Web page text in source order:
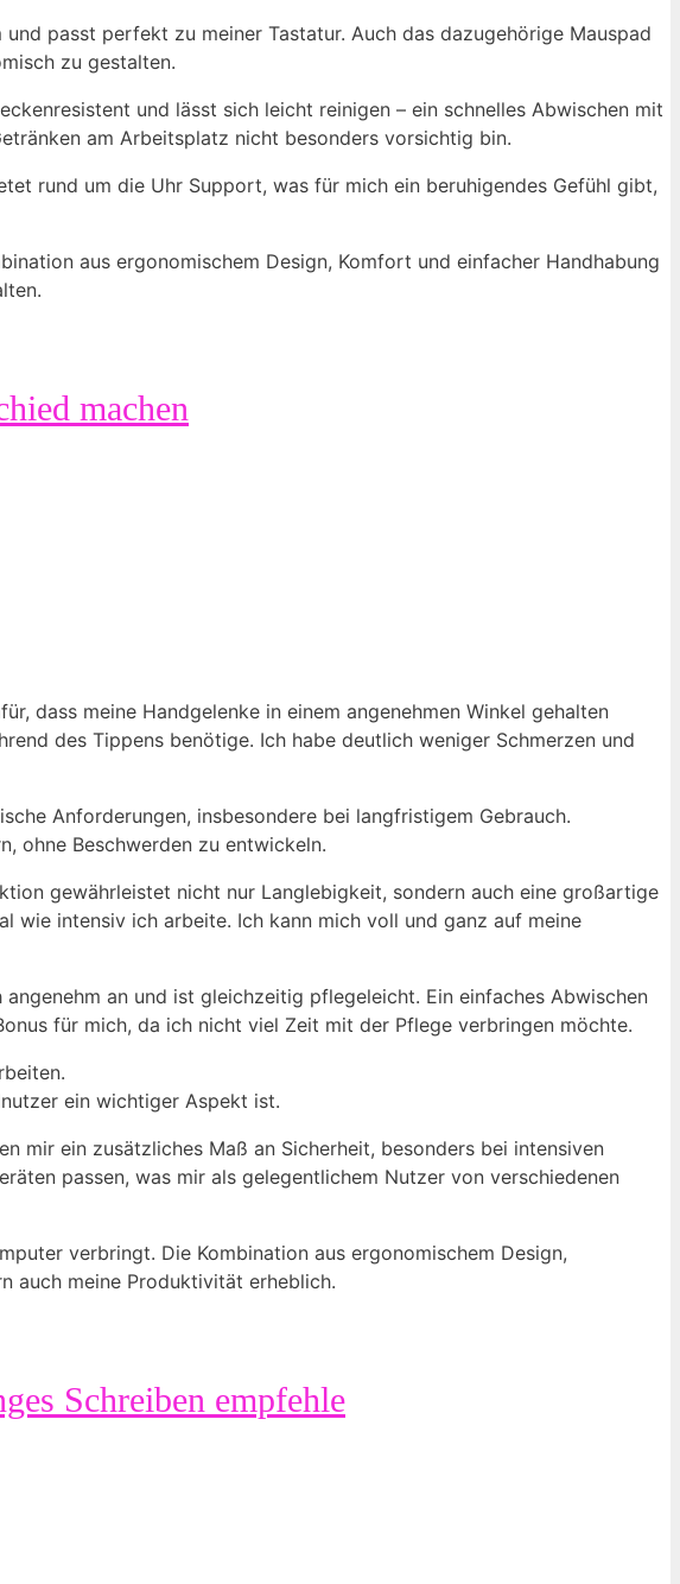
passt perfekt zu meiner Tastatur. Auch das dazugehörige Mauspad
zu gestalten.
und lässt sich leicht reinigen – ein schnelles Abwischen mit
am Arbeitsplatz nicht besonders vorsichtig bin.
rund um die Uhr Support, was für mich ein beruhigendes Gefühl gibt,
aus ergonomischem Design, Komfort und einfacher Handhabung
machen
dass meine Handgelenke in einem angenehmen Winkel gehalten
des Tippens benötige. Ich habe deutlich weniger Schmerzen und
Anforderungen, insbesondere bei langfristigem Gebrauch.
ohne Beschwerden zu entwickeln.
gewährleistet nicht nur Langlebigkeit, sondern auch eine großartige
wie intensiv ich arbeite. Ich kann mich voll und ganz auf meine
an und ist gleichzeitig pflegeleicht. Ein einfaches Abwischen
für mich, da ich nicht viel Zeit mit der Pflege verbringen möchte.
ein wichtiger Aspekt ist.
mir ein zusätzliches Maß an Sicherheit, besonders bei intensiven
passen, was mir als gelegentlichem Nutzer von verschiedenen
verbringt. Die Kombination aus ergonomischem Design,
auch meine Produktivität erheblich.
Schreiben empfehle